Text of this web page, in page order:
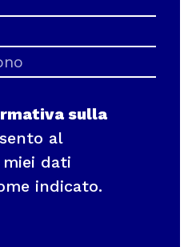
sulla
al
dati
indicato.